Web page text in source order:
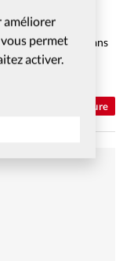
améliorer
permet
activer.
Culture
égayer vos
qu’occupe Dieu dans